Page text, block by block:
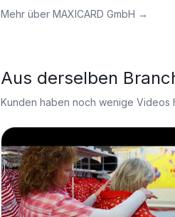
Mehr über MAXICARD GmbH →
Aus derselben
Kunden haben noch wenige